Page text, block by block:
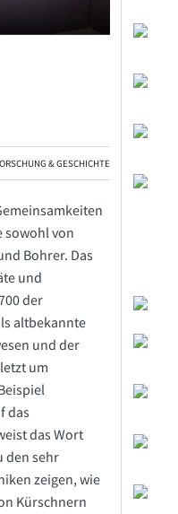
& GESCHICHTE
sowohl von
Bohrer. Das
und
der
altbekannte
und der
um
das
das Wort
den sehr
zeigen, wie
Kürschnern